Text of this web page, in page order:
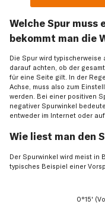
Welche Spur muss
bekommt man die
Die Spur wird
darauf achten, ob der
für eine Seite gilt. In der
Achse, muss also zum
werden. Bei einer positiven
negativer Spurwinkel
entweder im Internet oder
Wie liest man den
Der Spurwinkel wird meist in
typisches Beispiel einer
0°15'